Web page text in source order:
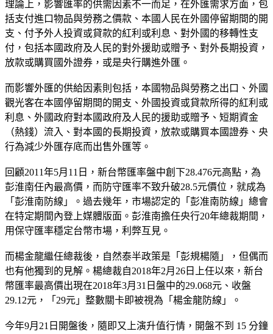
理論上，影響匯率的供需因素不一而足，在外匯需求方面，包
括支付進口物品與勞務之價款、本國人民在外國停留期間的開
支、付予外人投資或貸款的紅利或利息、對外國的移轉性支
付，包括本國政府及人民的對外援助或贈予、對外長期投資，
放款或購買國外證券，或是央行購進外匯。
而影響外匯的供給因素則包括，本國物品與勞務之出口、外國
觀光客在本國停留期間的開支、外國投資或貸款所得的紅利或
利息、外國政府對本國政府及人民的援助或贈予、短期資金
（熱錢）流入、對本國的長期投資，放款或購買本國證券、央
行為減少外匯存底而出售外匯等。
回顧2011年5月11日，新台幣匯率盤中創下28.476元高點，為
彭淮南任內最高價，而防守匯率不致升破28.5元價位，就成為
「彭淮南防線」。過去幾年，市場認定的「彭准南防線」總會
在特定期間內登上媒體版面。彭淮南擔任央行20年總裁期間，
用保守匯率穩定台幣市場，利弊互見。
而楊金龍繼任總裁後，自然泰半政策是「彭規楊隨」，但偶而
也有他獨到的見解。楊總裁自2018年2月26日上任以來，新台
幣匯率最高價出現在2018年3月31日盤中的29.068元、收盤
29.12元，「29元」整數關卡即被視為「楊金龍防線」。
今年9月21日開盤後，隨即又上演升值行情，開盤不到 15 分鐘